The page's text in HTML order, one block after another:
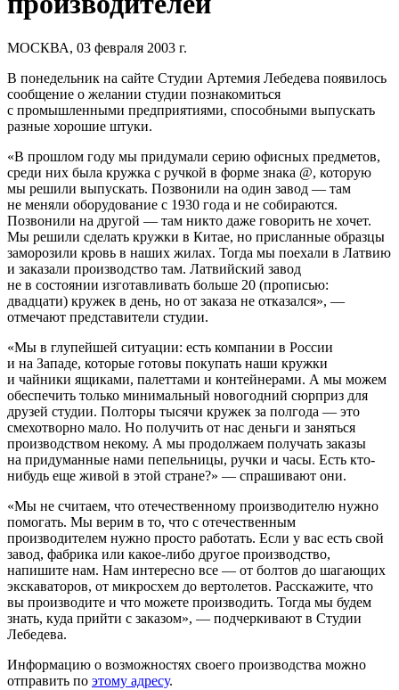
МОСКВА, 03 февраля 2003 г.
В понедельник на сайте Студии Артемия Лебедева появилось
сообщение о желании студии познакомиться
с промышленными предприятиями, способными выпускать
разные хорошие штуки.
«В прошлом году мы придумали серию офисных предметов,
среди них была кружка с ручкой в форме знака @, которую
мы решили выпускать. Позвонили на один завод — там
не меняли оборудование с 1930 года и не собираются.
Позвонили на другой — там никто даже говорить не хочет.
Мы решили сделать кружки в Китае, но присланные образцы
заморозили кровь в наших жилах. Тогда мы поехали в Латвию
и заказали производство там. Латвийский завод
не в состоянии изготавливать больше 20 (прописью:
двадцати) кружек в день, но от заказа не отказался», —
отмечают представители студии.
«Мы в глупейшей ситуации: есть компании в России
и на Западе, которые готовы покупать наши кружки
и чайники ящиками, палеттами и контейнерами. А мы можем
обеспечить только минимальный новогодний сюрприз для
друзей студии. Полторы тысячи кружек за полгода — это
смехотворно мало. Но получить от нас деньги и заняться
производством некому. А мы продолжаем получать заказы
на придуманные нами пепельницы, ручки и часы. Есть кто-
нибудь еще живой в этой стране?» — спрашивают они.
«Мы не считаем, что отечественному производителю нужно
помогать. Мы верим в то, что с отечественным
производителем нужно просто работать. Если у вас есть свой
завод, фабрика или какое-либо другое производство,
напишите нам. Нам интересно все — от болтов до шагающих
экскаваторов, от микросхем до вертолетов. Расскажите, что
вы производите и что можете производить. Тогда мы будем
знать, куда прийти с заказом», — подчеркивают в Студии
Лебедева.
Информацию о возможностях своего производства можно
отправить по этому адресу.